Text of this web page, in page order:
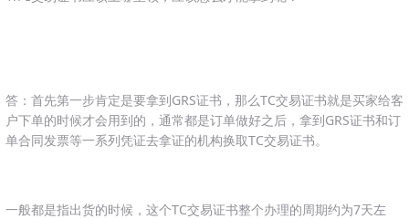
答：首先第一步肯定是要拿到GRS证书，那么TC交易证书就是买家给客
户下单的时候才会用到的，通常都是订单做好之后，拿到GRS证书和订
单合同发票等一系列凭证去拿证的机构换取TC交易证书。
一般都是指出货的时候，这个TC交易证书整个办理的周期约为7天左